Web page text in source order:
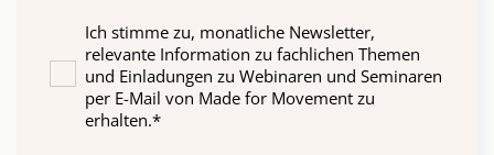
Ich stimme zu, monatliche Newsletter,
relevante Information zu fachlichen Themen
und Einladungen zu Webinaren und Seminaren
per E-Mail von Made for Movement zu
erhalten.*